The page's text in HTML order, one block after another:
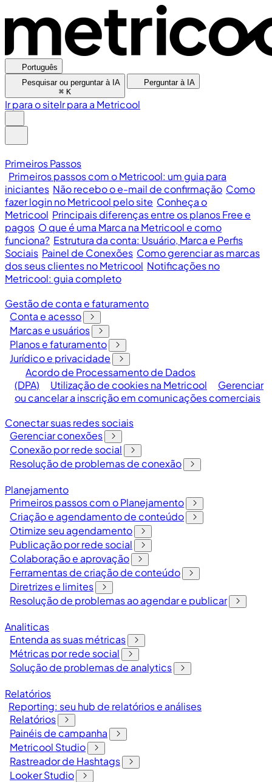
Português
Pesquisar ou perguntar à IA
⌘ K
Perguntar à IA
Ir para o siteIr para a Metricool
Primeiros Passos
Primeiros passos com o Metricool: um guia para
iniciantes Não recebo o e-mail de confirmação Como
fazer login no Metricool pelo site Conheça o
Metricool Principais diferenças entre os planos Free e
pagos O que é uma Marca na Metricool e como
funciona? Estrutura da conta: Usuário, Marca e Perfis
Sociais Painel de Conexões Como gerenciar as marcas
dos seus clientes no Metricool Notificações no
Metricool: guia completo
Gestão de conta e faturamento
Conta e acesso
Marcas e usuários
Planos e faturamento
Jurídico e privacidade
Acordo de Processamento de Dados
(DPA)
Utilização de cookies na Metricool
Gerenciar
ou cancelar a inscrição em comunicações comerciais
Conectar suas redes sociais
Gerenciar conexões
Conexão por rede social
Resolução de problemas de conexão
Planejamento
Primeiros passos com o Planejamento
Criação e agendamento de conteúdo
Otimize seu agendamento
Publicação por rede social
Colaboração e aprovação
Ferramentas de criação de conteúdo
Diretrizes e limites
Resolução de problemas ao agendar e publicar
Analiticas
Entenda as suas métricas
Métricas por rede social
Solução de problemas de analytics
Relatórios
Reporting: seu hub de relatórios e análises
Relatórios
Painéis de campanha
Metricool Studio
Rastreador de Hashtags
Looker Studio